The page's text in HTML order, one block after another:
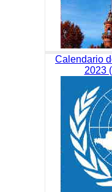
Calendario
2023